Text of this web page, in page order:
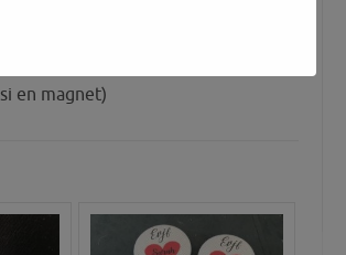
en magnet)